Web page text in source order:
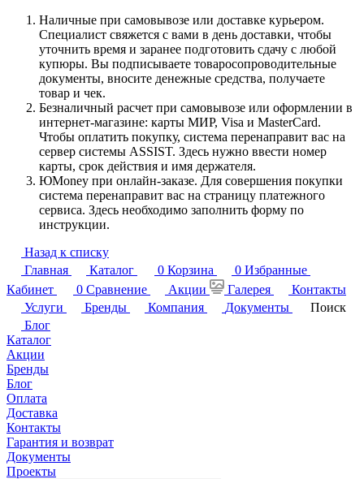
Наличные при самовывозе или доставке курьером.
Специалист свяжется с вами в день доставки, чтобы
уточнить время и заранее подготовить сдачу с любой
купюры. Вы подписываете товаросопроводительные
документы, вносите денежные средства, получаете
товар и чек.
Безналичный расчет при самовывозе или оформлении в
интернет-магазине: карты МИР, Visa и MasterCard.
Чтобы оплатить покупку, система перенаправит вас на
сервер системы ASSIST. Здесь нужно ввести номер
карты, срок действия и имя держателя.
ЮMoney при онлайн-заказе. Для совершения покупки
система перенаправит вас на страницу платежного
сервиса. Здесь необходимо заполнить форму по
инструкции.
Назад к списку
Главная
Каталог 0 Корзина 0 Избранные
Кабинет
0 Сравнение Акции Галерея
Контакты
Услуги
Бренды Компания Документы
Поиск
Блог
Каталог
Акции
Бренды
Блог
Оплата
Доставка
Контакты
Гарантия и возврат
Документы
Проекты